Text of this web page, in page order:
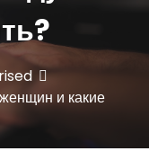
и какие